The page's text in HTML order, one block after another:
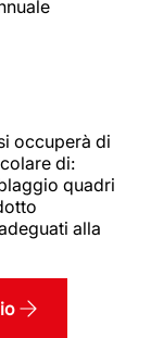
occuperà di
di:
quadri
alla